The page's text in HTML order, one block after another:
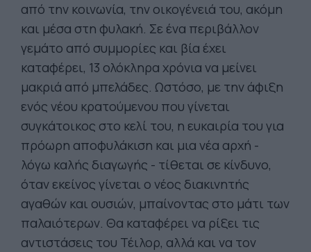
από την κοινωνία, την οικογένειά του, ακόμη
και μέσα στη φυλακή. Σε ένα περιβάλλον
γεμάτο από συμμορίες και βία έχει
καταφέρει, 13 ολόκληρα χρόνια να μείνει
μακριά από μπελάδες. Ωστόσο, με την άφιξη
ενός νέου κρατούμενου που γίνεται
συγκάτοικος στο κελί του, η ευκαιρία του για
πρόωρη αποφυλάκιση και μια νέα αρχή -
λόγω καλής διαγωγής - τίθεται σε κίνδυνο,
όταν εκείνος γίνεται ο νέος διακινητής
αγαθών και ουσιών, μπαίνοντας στο μάτι των
παλαιότερων. Θα καταφέρει να ρίξει τις
αντιστάσεις του Τέιλορ, αλλά και να τον